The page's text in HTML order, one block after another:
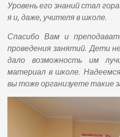
Уровень его знаний стал
я и, даже, учителя в школе.
Спасибо Вам и
проведения занятий. Дети
дало возможность им
материал в школе.
вы тоже организуете такие